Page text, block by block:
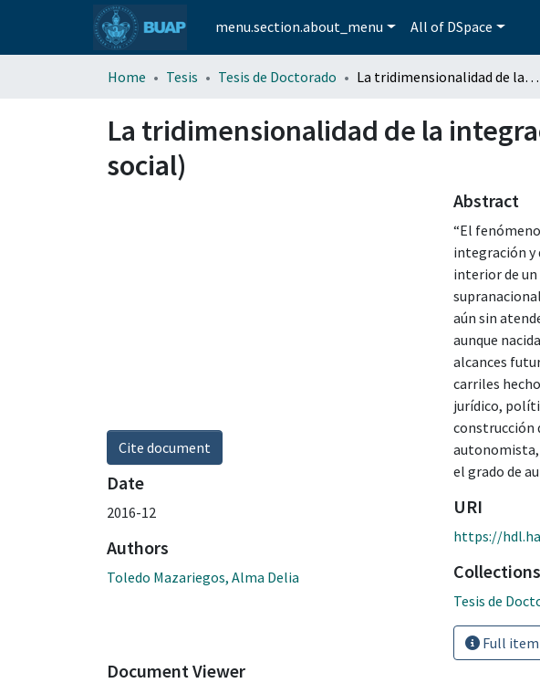
menu.section.about_menu All of DSpace
Home Tesis Tesis de Doctorado La tridimensionalidad de la integración económica en América (jurídica, política y social)
La tridimensionalidad de la
social)
Cite document
Date
2016-12
Authors
Toledo Mazariegos, Alma Delia
Abstract
“El
integración y
interior de un
aún sin
aunque
alcances
carriles
jurídico,
construcción
autonomista,
el grado de
URI
https://
Collections
Tesis de
Full
Document Viewer